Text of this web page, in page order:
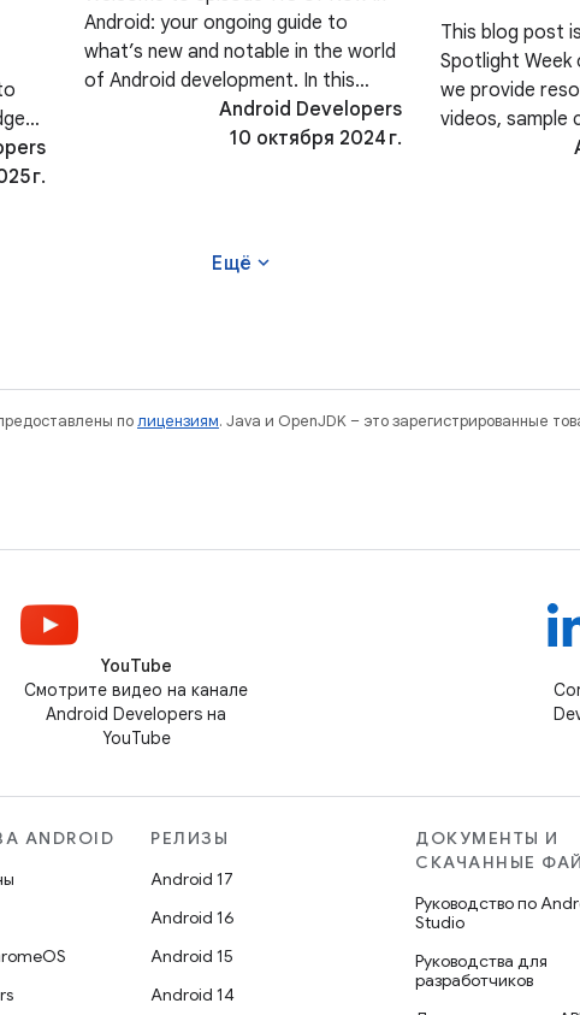
г.
Android: your ongoing guide to
what’s new and notable in the world
of Android development. In this
episode, we’ll cover Android 15 is
released in AOSP, RCS support on
Android Developers
10 октября 2024 г.
This blog post
Spotlight Week
we provide
videos, sample
designed to
apps and take
Ещё expand_more
полицензиям. Java и OpenJDK – это зарегистрированные
YouTube
Смотрите видео на канале
Android Developers на
YouTube
ANDROID
РЕЛИЗЫ
Android 17
Android 16
Android 15
Android 14
ДОКУМЕНТЫ И
СКАЧАННЫЕ
Руководство по
Studio
Руководства для
разработчиков